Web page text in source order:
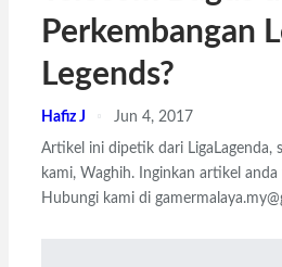
Perkembangan
Legends?
Hafiz J Jun 4, 2017
Artikel ini dipetik dari LigaLagenda,
kami, Waghih. Inginkan artikel
Hubungi kami di